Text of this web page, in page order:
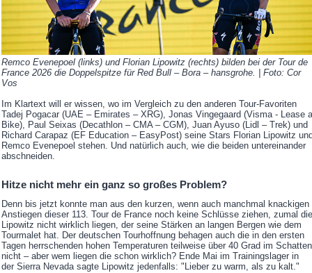
Remco Evenepoel (links) und Florian Lipowitz (rechts) bilden bei der Tour de
France 2026 die Doppelspitze für Red Bull – Bora – hansgrohe. | Foto: Cor
Vos
Im Klartext will er wissen, wo im Vergleich zu den anderen Tour-Favoriten
Tadej Pogacar (UAE – Emirates – XRG), Jonas Vingegaard (Visma - Lease a
Bike), Paul Seixas (Decathlon – CMA – CGM), Juan Ayuso (Lidl – Trek) und
Richard Carapaz (EF Education – EasyPost) seine Stars Florian Lipowitz
Remco Evenepoel stehen. Und natürlich auch, wie die beiden untereinander
abschneiden.
Hitze nicht mehr ein ganz so großes Problem?
Denn bis jetzt konnte man aus den kurzen, wenn auch manchmal knackigen
Anstiegen dieser 113. Tour de France noch keine Schlüsse ziehen, zumal die
Lipowitz nicht wirklich liegen, der seine Stärken an langen Bergen wie dem
Tourmalet hat. Der deutschen Tourhoffnung behagen auch die in den ersten
Tagen herrschenden hohen Temperaturen teilweise über 40 Grad im Schatten
nicht – aber wem liegen die schon wirklich? Ende Mai im Trainingslager in
der Sierra Nevada sagte Lipowitz jedenfalls: "Lieber zu warm, als zu kalt."